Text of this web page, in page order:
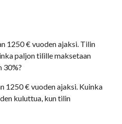
1250 € vuoden ajaksi. Tilin
paljon tilille maksetaan
30%?
1250 € vuoden ajaksi. Kuinka
kuluttua, kun tilin